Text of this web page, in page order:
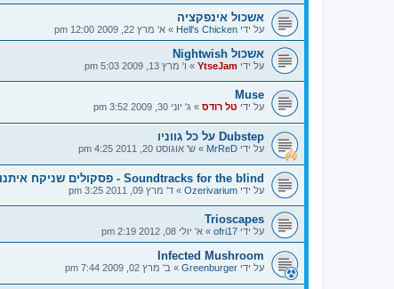
אשכול אינפקציה
על ידי Hell's Chicken
» א' מרץ 22, 2009 12:00 pm
אשכול Nightwish
על ידי YtseJam
» ו' מרץ 13, 2009 5:03 pm
Muse
על ידי טל רודס » ג' יוני 30, 2009 3:52 pm
Dubstep על כל גווניו
על ידי MrReD
» ש' אוגוסט 20, 2011 4:25 pm
Soundtracks for the blind - פסקולים שניקח איתנו לכל החיים
על ידי Ozerivarium
» ד' מרץ 09, 2011 3:25 pm
Trioscapes
על ידי ofri17
» א' יולי 08, 2012 2:19 pm
Infected Mushroom
על ידי Greenburger
» ב' מרץ 02, 2009 7:44 pm